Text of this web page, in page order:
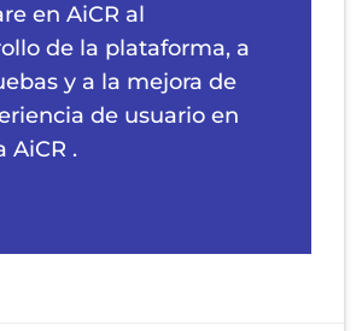
en AiCR al
de la plataforma, a
y a la mejora de
de usuario en
AiCR .